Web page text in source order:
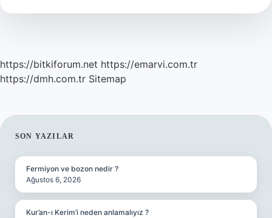
https://bitkiforum.net https://emarvi.com.tr
https://dmh.com.tr Sitemap
SIDEBAR
SON YAZILAR
Fermiyon ve bozon nedir ?
Ağustos 6, 2026
Kur’an-ı Kerim’i neden anlamalıyız ?